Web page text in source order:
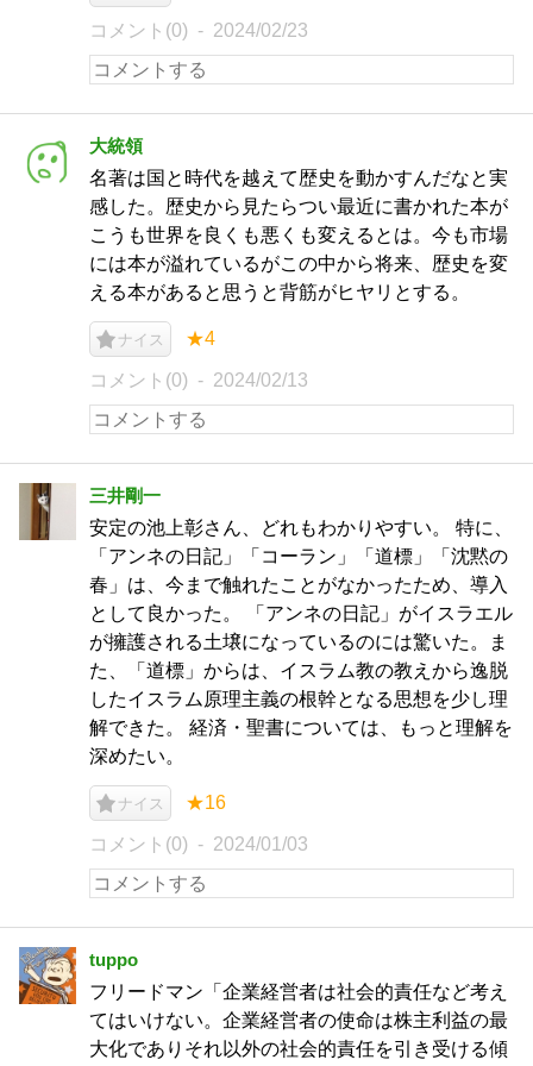
コメント(0) 2024/02/23
大統領
名著は国と時代を越えて歴史を動かすんだなと実
感した。歴史から見たらつい最近に書かれた本が
こうも世界を良くも悪くも変えるとは。今も市場
には本が溢れているがこの中から将来、歴史を変
える本があると思うと背筋がヒヤリとする。
ナイス ★4
コメント(0) 2024/02/13
三井剛一
安定の池上彰さん、どれもわかりやすい。 特に、
「アンネの日記」「コーラン」「道標」「沈黙の
春」は、今まで触れたことがなかったため、導入
として良かった。 「アンネの日記」がイスラエル
が擁護される土壌になっているのには驚いた。ま
た、「道標」からは、イスラム教の教えから逸脱
したイスラム原理主義の根幹となる思想を少し理
解できた。 経済・聖書については、もっと理解を
深めたい。
ナイス ★16
コメント(0) 2024/01/03
tuppo
フリードマン「企業経営者は社会的責任など考え
てはいけない。企業経営者の使命は株主利益の最
大化でありそれ以外の社会的責任を引き受ける傾